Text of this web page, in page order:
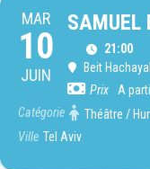
MAR
10
JUIN
SAMUEL
21:00
Beit Hachayal
Prix
A
Catégorie
Théâtre /
Ville Tel Aviv